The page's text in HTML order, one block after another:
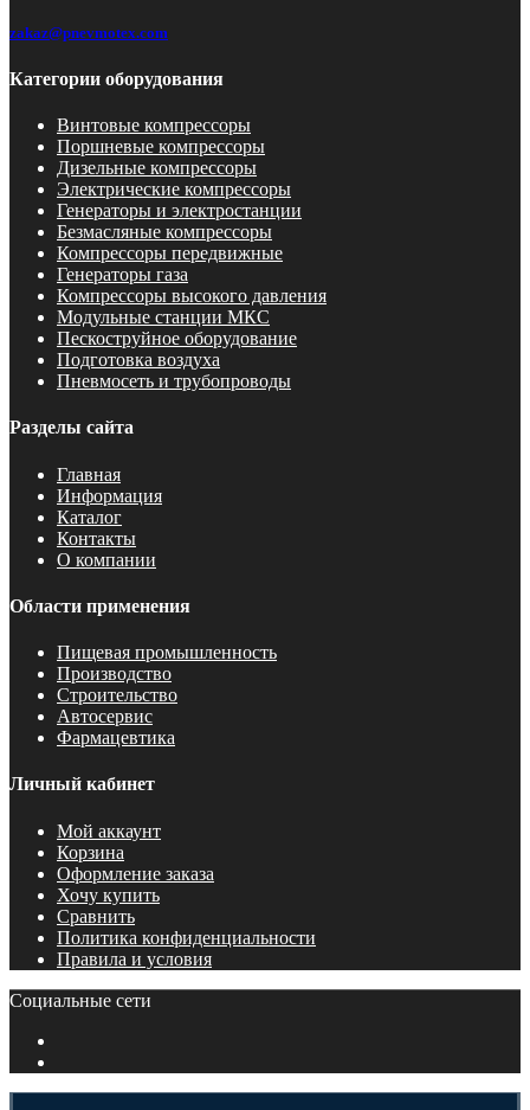
zakaz@pnevmotex.com
Категории оборудования
Винтовые компрессоры
Поршневые компрессоры
Дизельные компрессоры
Электрические компрессоры
Генераторы и электростанции
Безмасляные компрессоры
Компрессоры передвижные
Генераторы газа
Компрессоры высокого давления
Модульные станции МКС
Пескоструйное оборудование
Подготовка воздуха
Пневмосеть и трубопроводы
Разделы сайта
Главная
Информация
Каталог
Контакты
О компании
Области применения
Пищевая промышленность
Производство
Строительство
Автосервис
Фармацевтика
Личный кабинет
Мой аккаунт
Корзина
Оформление заказа
Хочу купить
Сравнить
Политика конфиденциальности
Правила и условия
Социальные сети